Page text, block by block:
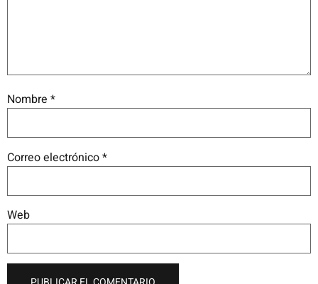
Nombre *
Correo electrónico*
Web